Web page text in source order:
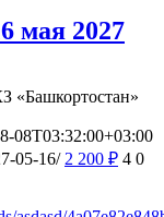
мая 2027
«Башкортостан»
08T03:32:00+03:00
05-16/ 2 200 ₽ 4 0